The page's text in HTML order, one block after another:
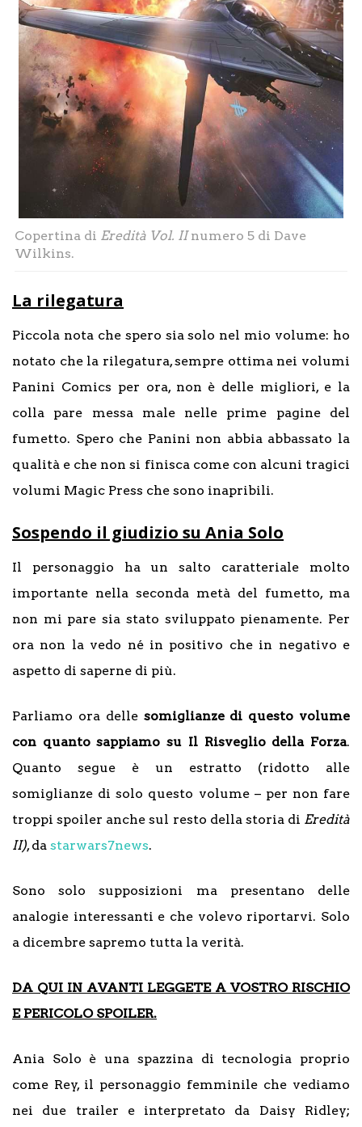
Copertina di Eredità Vol. IInumero 5 di Dave
Wilkins.
La rilegatura
Piccola nota che spero sia solo nel mio volume: ho
notato che la rilegatura, sempre ottima nei volumi
Panini Comics per ora, non è delle migliori, e la
colla pare messa male nelle prime pagine del
fumetto. Spero che Panini non abbia abbassato la
qualità e che non si finisca come con alcuni tragici
volumi Magic Press che sono inapribili.
Sospendo il giudizio su Ania Solo
Il personaggio ha un salto caratteriale molto
importante nella seconda metà del fumetto, ma
non mi pare sia stato sviluppato pienamente. Per
ora non la vedo né in positivo che in negativo e
aspetto di saperne di più.
Parliamo ora delle somiglianze di questo volume
con quanto sappiamo su Il Risveglio della Forza.
Quanto segue è un estratto (ridotto alle
somiglianze di solo questo volume – per non fare
troppi spoiler anche sul resto della storia di Eredità
II), da starwars7news.
Sono solo supposizioni ma presentano delle
analogie interessanti e che volevo riportarvi. Solo
a dicembre sapremo tutta la verità.
DA QUI IN AVANTI LEGGETE A VOSTRO RISCHIO
E PERICOLO SPOILER.
Ania Solo è una spazzina di tecnologia proprio
come Rey, il personaggio femminile che vediamo
nei due trailer e interpretato da Daisy Ridley;